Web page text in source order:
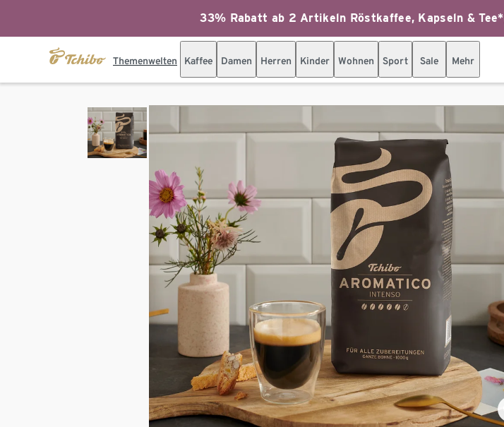
33% Rabatt ab 2 Artikeln Röstkaffee, Kapseln & Tee*
Themenwelten Kaffee Damen Herren Kinder Wohnen Sport Sale Mehr